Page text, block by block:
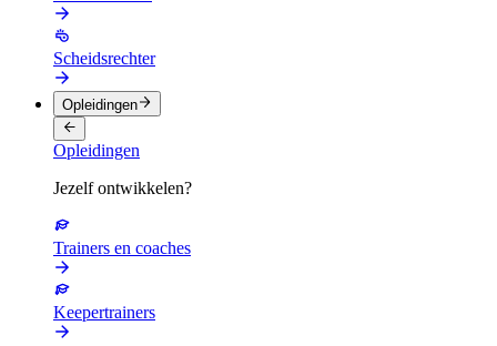
Scheidsrechter
Opleidingen
Opleidingen
Jezelf ontwikkelen?
Trainers en coaches
Keepertrainers